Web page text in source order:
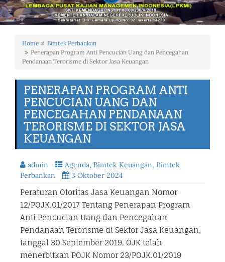
Home
Bimtek Perbankan
Penerapan Program Anti Pencucian Uang dan Pencegahan
Pendanaan Terorisme di Sektor Jasa Keuangan
PENERAPAN PROGRAM ANTI
PENCUCIAN UANG DAN
PENCEGAHAN PENDANAAN
TERORISME DI SEKTOR JASA
KEUANGAN
admin Agenda, Bimtek Keuangan, Bimtek
Perbankan
3 Oktober 2024
Peraturan Otoritas Jasa Keuangan Nomor
12/POJK.01/2017 Tentang Penerapan Program
Anti Pencucian Uang dan Pencegahan
Pendanaan Terorisme di Sektor Jasa Keuangan,
tanggal 30 September 2019, OJK telah
menerbitkan POJK Nomor 23/POJK.01/2019